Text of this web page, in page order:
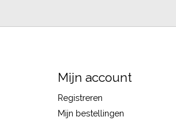
Mijn account
Registreren
Mijn bestellingen